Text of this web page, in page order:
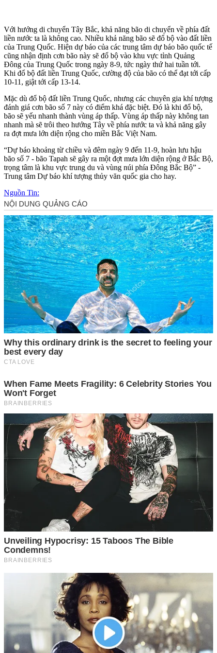
Với hướng di chuyển Tây Bắc, khả năng bão di chuyển về phía đất
liền nước ta là không cao. Nhiều khả năng bão sẽ đổ bộ vào đất liền
của Trung Quốc. Hiện dự báo của các trung tâm dự báo bão quốc tế
cũng nhận định cơn bão này sẽ đổ bộ vào khu vực tỉnh Quảng
Đông của Trung Quốc trong ngày 8-9, tức ngày thứ hai tuần tới.
Khi đổ bộ đất liền Trung Quốc, cường độ của bão có thể đạt tới cấp
10-11, giật tới cấp 13-14.
Mặc dù đổ bộ đất liền Trung Quốc, nhưng các chuyên gia khí tượng
đánh giá cơn bão số 7 này có điểm khá đặc biệt. Đó là khi đổ bộ,
bão sẽ yếu nhanh thành vùng áp thấp. Vùng áp thấp này không tan
nhanh mà sẽ trôi theo hướng Tây về phía nước ta và khả năng gây
ra đợt mưa lớn diện rộng cho miền Bắc Việt Nam.
“Dự báo khoảng từ chiều và đêm ngày 9 đến 11-9, hoàn lưu hậu
bão số 7 - bão Tapah sẽ gây ra một đợt mưa lớn diện rộng ở Bắc Bộ,
trọng tâm là khu vực trung du và vùng núi phía Đông Bắc Bộ” -
Trung tâm Dự báo khí tượng thủy văn quốc gia cho hay.
Nguồn Tin: